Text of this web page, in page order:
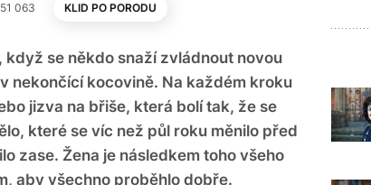
51 063 KLID PO PORODU
se někdo snaží zvládnout novou
nekončící kocovině. Na každém kroku
jizva na břiše, která bolí tak, že se
které se víc než půl roku měnilo před
zase. Žena je následkem toho všeho
aby všechno proběhlo dobře.